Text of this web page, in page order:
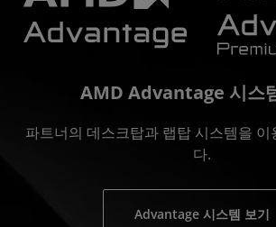
AMD Advantage 시스
파트너의 데스크탑과 랩탑 시스템을 이
다.
Advantage 시스템 보기